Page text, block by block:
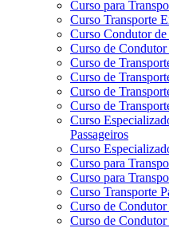
Curso para
Curso Transporte
Curso Condutor de
Curso de Condutor
Curso de
Curso de
Curso de
Curso de
Curso
Passageiros
Curso
Curso para
Curso para
Curso Transporte
Curso de
Curso de